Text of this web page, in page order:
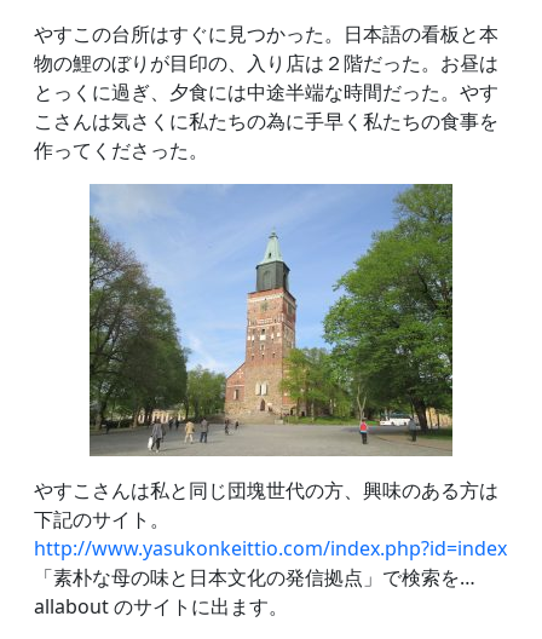
やすこの台所はすぐに見つかった。日本語の看板と本
物の鯉のぼりが目印の、入り店は２階だった。お昼は
とっくに過ぎ、夕食には中途半端な時間だった。やす
こさんは気さくに私たちの為に手早く私たちの食事を
作ってくださった。
やすこさんは私と同じ団塊世代の方、興味のある方は
下記のサイト。
http://www.yasukonkeittio.com/index.php?id=index
「素朴な母の味と日本文化の発信拠点」で検索を…
allabout のサイトに出ます。